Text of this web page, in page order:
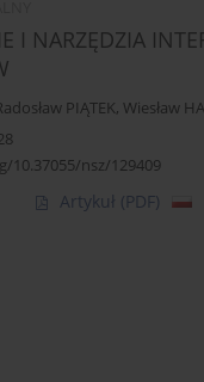
I NARZĘDZIA
PIĄTEK, Wiesław
10.37055/nsz/129409
Artykuł (PDF)